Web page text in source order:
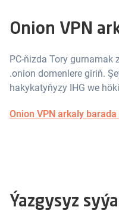
Onion VPN
PC-ňizda Tory gurnamak
.onion domenlere giriň.
hakykatyňyzy IHG we
Onion VPN arkaly
Ýazgysyz